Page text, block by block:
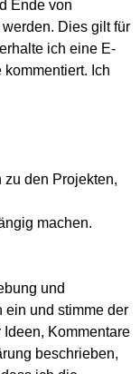
Ende von
Dies gilt für
ich eine E-
Ich
den Projekten,
machen.
und
ein und stimme der
Kommentare
beschrieben,